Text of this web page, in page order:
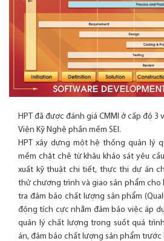
HPT đã được đánh giá CMMI ở cấp độ 3
Viện Kỹ Nghệ phần mềm SEI.
HPT xây dựng một hệ thống quản lý
mềm chặt chẽ từ khâu khảo sát yêu
xuất kỹ thuật chi tiết, thực thi dự án
thử chương trình và giao sản phẩm cho
tra đảm bảo chất lượng sản phẩm
động tích cực nhằm đảm bảo việc áp
quản lý chất lượng trong suốt quá
án, đảm bảo chất lượng sản phẩm